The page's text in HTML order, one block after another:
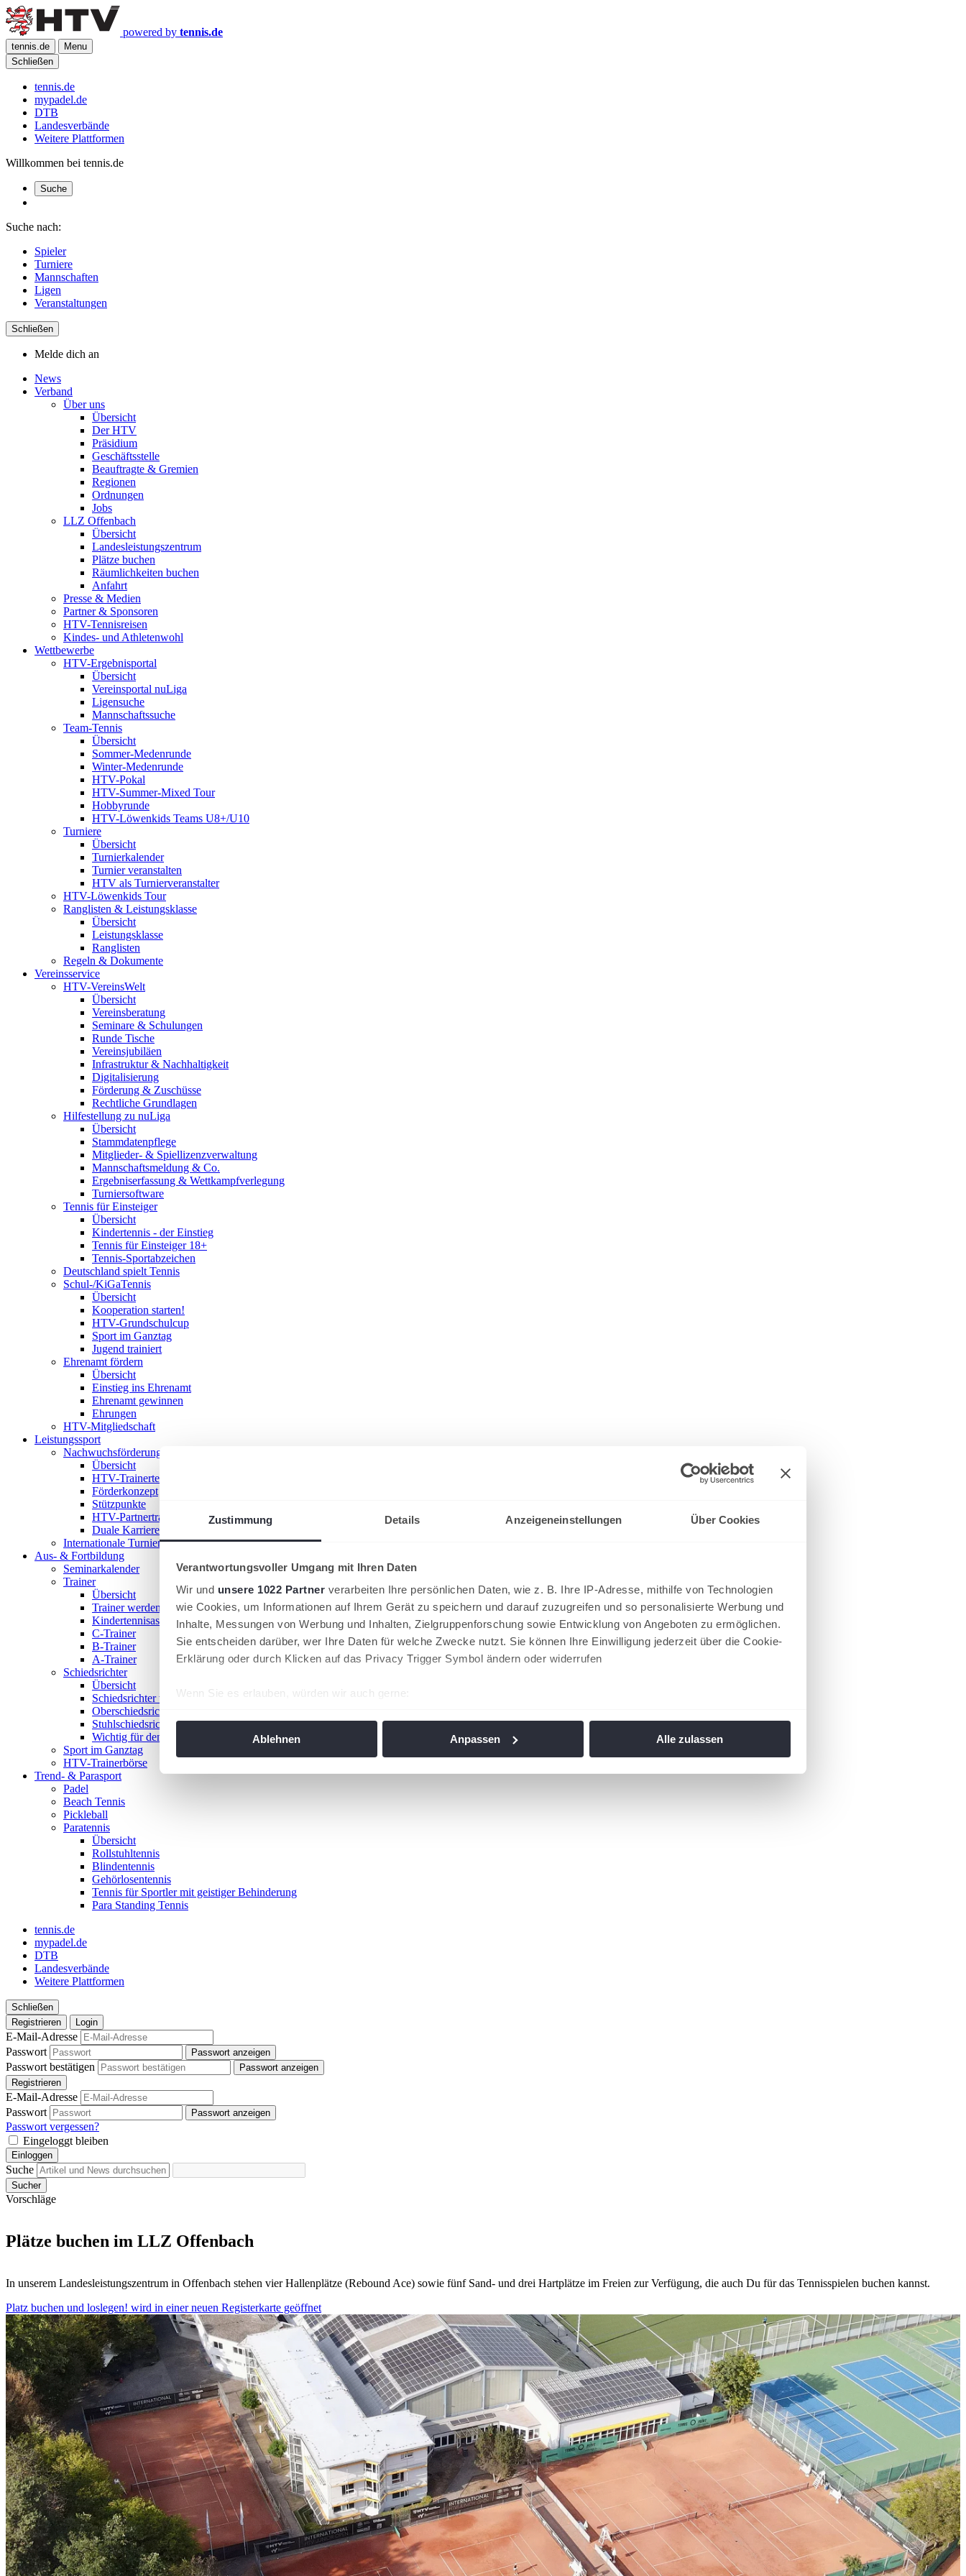
Zustimmung Details Anzeigeneinstellungen Über Cookies
Verantwortungsvoller Umgang mit Ihren Daten
Wir und unsere 1022 Partner verarbeiten Ihre persönlichen Daten, wie z. B. Ihre IP-Adresse, mithilfe von Technologien
wie Cookies, um Informationen auf Ihrem Gerät zu speichern und darauf zuzugreifen und so personalisierte Werbung und
Inhalte, Messungen von Werbung und Inhalten, Zielgruppenforschung sowie Entwicklung von Angeboten zu ermöglichen.
Sie entscheiden darüber, wer Ihre Daten für welche Zwecke nutzt. Sie können Ihre Einwilligung jederzeit über die Cookie-
Erklärung oder durch Klicken auf das Privacy Trigger Symbol ändern oder widerrufen
Wenn Sie es erlauben, würden wir auch gerne:
angepasst werden.
Ablehnen Anpassen Alle zulassen
powered by tennis.de
tennis.de
Menu
Schließen
tennis.de
mypadel.de
DTB
Landesverbände
Weitere Plattformen
Willkommen bei tennis.de
Suche
Suche nach:
Spieler
Turniere
Mannschaften
Ligen
Veranstaltungen
Schließen
Melde dich an
News
Verband
Über uns
Übersicht
Der HTV
Präsidium
Geschäftsstelle
Beauftragte & Gremien
Regionen
Ordnungen
Jobs
LLZ Offenbach
Übersicht
Landesleistungszentrum
Plätze buchen
Räumlichkeiten buchen
Anfahrt
Presse & Medien
Partner & Sponsoren
HTV-Tennisreisen
Kindes- und Athletenwohl
Wettbewerbe
HTV-Ergebnisportal
Übersicht
Vereinsportal nuLiga
Ligensuche
Mannschaftssuche
Team-Tennis
Übersicht
Sommer-Medenrunde
Winter-Medenrunde
HTV-Pokal
HTV-Summer-Mixed Tour
Hobbyrunde
HTV-Löwenkids Teams U8+/U10
Turniere
Übersicht
Turnierkalender
Turnier veranstalten
HTV als Turnierveranstalter
HTV-Löwenkids Tour
Ranglisten & Leistungsklasse
Übersicht
Leistungsklasse
Ranglisten
Regeln & Dokumente
Vereinsservice
HTV-VereinsWelt
Übersicht
Vereinsberatung
Seminare & Schulungen
Runde Tische
Vereinsjubiläen
Infrastruktur & Nachhaltigkeit
Digitalisierung
Förderung & Zuschüsse
Rechtliche Grundlagen
Hilfestellung zu nuLiga
Übersicht
Stammdatenpflege
Mitglieder- & Spiellizenzverwaltung
Mannschaftsmeldung & Co.
Ergebniserfassung & Wettkampfverlegung
Turniersoftware
Tennis für Einsteiger
Übersicht
Kindertennis - der Einstieg
Tennis für Einsteiger 18+
Tennis-Sportabzeichen
Deutschland spielt Tennis
Schul-/KiGaTennis
Übersicht
Kooperation starten!
HTV-Grundschulcup
Sport im Ganztag
Jugend trainiert
Ehrenamt fördern
Übersicht
Einstieg ins Ehrenamt
Ehrenamt gewinnen
Ehrungen
HTV-Mitgliedschaft
Leistungssport
Nachwuchsförderung im HTV
Übersicht
HTV-Trainerteam
Förderkonzept
Stützpunkte
HTV-Partnertrainer
Duale Karriere
Internationale Turniere
Aus- & Fortbildung
Seminarkalender
Trainer
Übersicht
Trainer werden!
Kindertennisassistent
C-Trainer
B-Trainer
A-Trainer
Schiedsrichter
Übersicht
Schiedsrichter werden!
Oberschiedsrichter
Stuhlschiedsrichter
Wichtig für den Spieltag
Sport im Ganztag
HTV-Trainerbörse
Trend- & Parasport
Padel
Beach Tennis
Pickleball
Paratennis
Übersicht
Rollstuhltennis
Blindentennis
Gehörlosentennis
Tennis für Sportler mit geistiger Behinderung
Para Standing Tennis
tennis.de
mypadel.de
DTB
Landesverbände
Weitere Plattformen
Schließen
Registrieren
Login
E-Mail-Adresse
Passwort
Passwort anzeigen
Passwort bestätigen
Passwort anzeigen
Registrieren
E-Mail-Adresse
Passwort
Passwort anzeigen
Passwort vergessen?
Eingeloggt bleiben
Einloggen
Suche
Sucher
Vorschläge
Plätze buchen im LLZ Offenbach
In unserem Landesleistungszentrum in Offenbach stehen vier Hallenplätze (Rebound Ace) sowie fünf Sand- und drei Hartplätze im Freien zur Verfügung, die auch Du für das Tennisspielen buchen kannst.
Platz buchen und loslegen! wird in einer neuen Registerkarte geöffnet